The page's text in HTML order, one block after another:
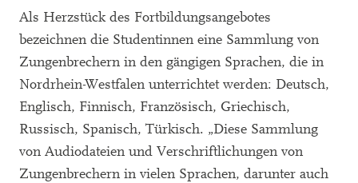
Als Herzstück des Fortbildungsangebotes
bezeichnen die Studentinnen eine Sammlung von
Zungenbrechern in den gängigen Sprachen, die in
Nordrhein-Westfalen unterrichtet werden: Deutsch,
Englisch, Finnisch, Französisch, Griechisch,
Russisch, Spanisch, Türkisch. „Diese Sammlung
von Audiodateien und Verschriftlichungen von
Zungenbrechern in vielen Sprachen, darunter auch